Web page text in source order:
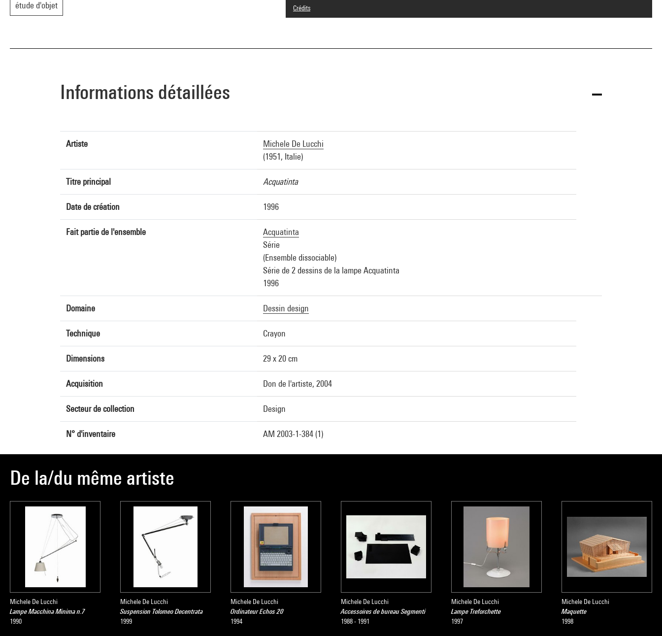
étude d'objet
Crédits
© Michele De Lucchi
Diffusion image :GrandPalaisRmnPhoto
Informations détaillées
Artiste
Michele De Lucchi
(1951, Italie)
Titre principal Acquatinta
Date de création 1996
Fait partie de l'ensemble
Acquatinta
Série
(Ensemble dissociable)
Série de 2 dessins de la lampe Acquatinta
1996
Domaine Dessin design
Technique Crayon
Dimensions 29 x 20 cm
Acquisition Don de l'artiste, 2004
Secteur de collection Design
N° d'inventaire AM 2003-1-384 (1)
De la/du même artiste
Michele De Lucchi
Lampe Macchina Minima n.7
1990
Michele De Lucchi
Suspension Tolomeo Decentrata
1999
Michele De Lucchi
Ordinateur Echos 20
1994
Michele De Lucchi
Accessoires de bureau Segmenti
1988 - 1991
Michele De Lucchi
Lampe Treforchette
1997
Michele De Lucchi
Maquette
1998